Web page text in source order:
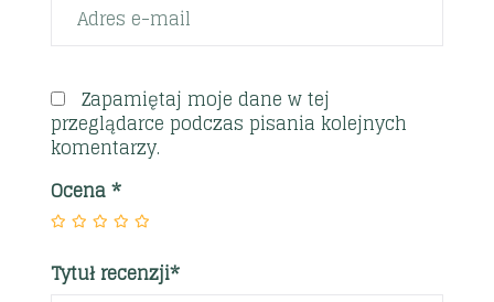
Zapamiętaj moje dane w tej
przeglądarce podczas pisania kolejnych
komentarzy.
Ocena*
Tytuł recenzji*